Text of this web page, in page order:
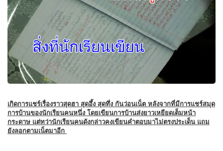
เกิดการแชร์เรื่องราวสุดฮา สุดอึ้ง สุดทึ่ง กันว่อนเน็ต หลังจากที่มีการแชร์สมุด
การบ้านของนักเรียนคนหนึ่ง โดยเขียนการบ้านส่งยาวเหยียดเต็มหน้า
กระดาษ แต่ทว่านักเรียนคนดังกล่าวคงเขียนคำตอบมาไม่ตรงประเด็น แถม
ยังลอกตามเน็ตมาอีก